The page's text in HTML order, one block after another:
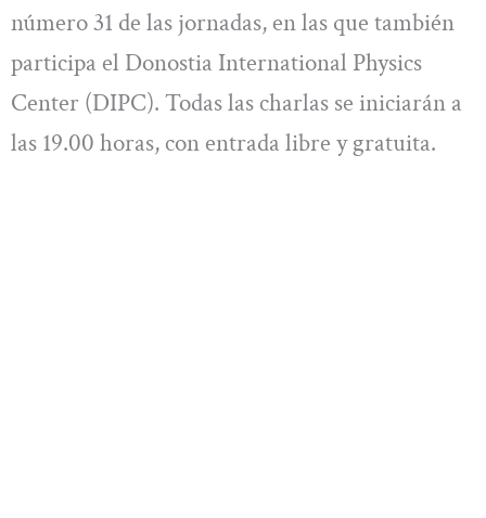
número 31 de las jornadas, en las que también
participa el Donostia International Physics
Center (DIPC). Todas las charlas se iniciarán a
las 19.00 horas, con entrada libre y gratuita.